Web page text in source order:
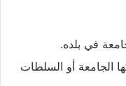
في بلده.
الجامعة أو السلطات